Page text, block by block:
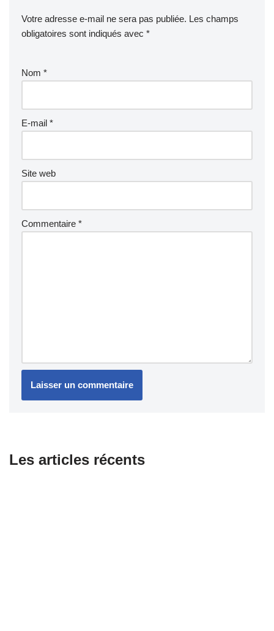
Votre adresse e-mail ne sera pas publiée. Les champs
obligatoires sont indiqués avec *
Nom *
E-mail *
Site web
Commentaire *
Les articles récents